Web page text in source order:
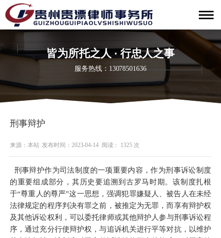
皆为所托之人 · 行忠人之事
服务热线：13078501636
刑事辩护
来源：本站发布时间：2023-04-14 阅读： 1325 次
刑事辩护作为司法制度的一项重要内容，作为刑事诉讼制度
的重要组成部分，其历史要追溯到 古罗马 时期。该制度扎根
于“尊重人的尊严”这一思想，强调犯罪嫌疑人、被告人在未经
法律规定的程序判决有罪之前，被推定为无罪，而享有辩护权
及其他诉讼权利 ，可以委托律师或其他辩护人参与刑事诉讼程
序 ，通过充分行使辩护权，与追诉机关进行平等对抗，以维护